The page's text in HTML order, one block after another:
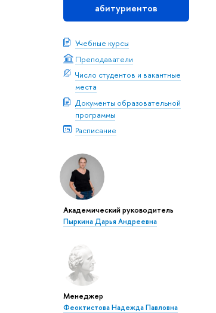
абитуриентов
Учебные курсы
Преподаватели
Число студентов и вакантные
места
Документы образовательной
программы
Расписание
Академический руководитель
Пыркина Дарья Андреевна
Менеджер
Феоктистова Надежда Павловна